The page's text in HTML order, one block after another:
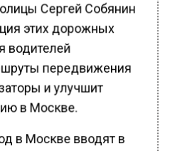
Сергей Собянин
этих дорожных
водителей
передвижения
и улучшит
в Москве.
в Москве вводят в